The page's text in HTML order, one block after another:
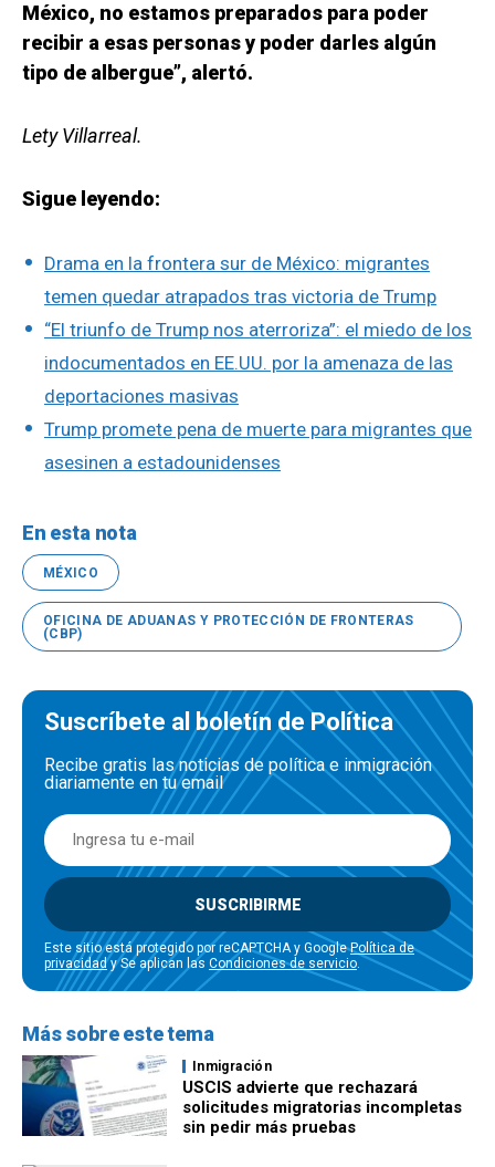
México, no estamos preparados para poder
recibir a esas personas y poder darles algún
tipo de albergue”, alertó.
Lety Villarreal.
Sigue leyendo:
Drama en la frontera sur de México: migrantes
temen quedar atrapados tras victoria de Trump
“El triunfo de Trump nos aterroriza”: el miedo de los
indocumentados en EE.UU. por la amenaza de las
deportaciones masivas
Trump promete pena de muerte para migrantes que
asesinen a estadounidenses
En esta nota
MÉXICO
OFICINA DE ADUANAS Y PROTECCIÓN DE FRONTERAS
(CBP)
Suscríbete al boletín de Política
Recibe gratis las noticias de política e inmigración
diariamente en tu email
SUSCRIBIRME
Este sitio está protegido por reCAPTCHA y GooglePolítica de
privacidady Se aplican las Condiciones de servicio.
Más sobre este tema
Inmigración
USCIS advierte que rechazará
solicitudes migratorias incompletas
sin pedir más pruebas